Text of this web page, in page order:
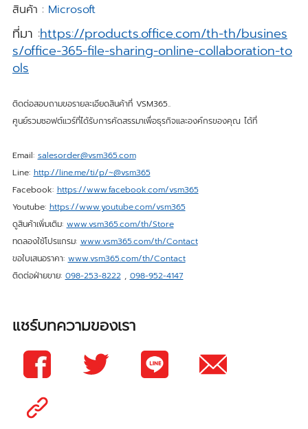
สินค้า : Microsoft
ที่มา :https://products.office.com/th-th/busines
s/office-365-file-sharing-online-collaboration-to
ols
ติดต่อสอบถามขอรายละเอียดสินค้าที่ VSM365..
ศูนย์รวมซอฟต์แวร์ที่ได้รับการคัดสรรมาเพื่อธุรกิจและองค์กรของคุณ ได้ที่
Email: salesorder@vsm365.com
Line: http://line.me/ti/p/~@vsm365
Facebook: https://www.facebook.com/vsm365
Youtube: https://www.youtube.com/vsm365
ดูสินค้าเพิ่มเติม: www.vsm365.com/th/Store
ทดลองใช้โปรแกรม: www.vsm365.com/th/Contact
ขอใบเสนอราคา: www.vsm365.com/th/Contact
ติดต่อฝ่ายขาย: 098-253-8222, 098-952-4147
แชร์บทความของเรา